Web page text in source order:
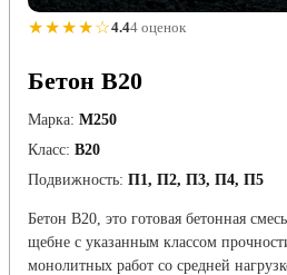
★★★★☆4.44 оценок
Бетон B20
Марка: М250
Класс: В20
Подвижность: П1, П2, П3, П4, П5
Бетон B20, это готовая бетонная
щебне с указанным классом
монолитных работ со средней